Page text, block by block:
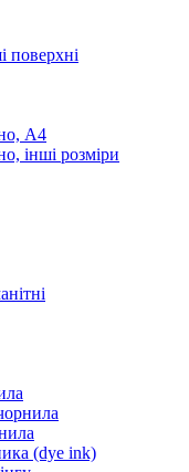
поверхні
А4
інші розміри
(dye ink)